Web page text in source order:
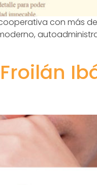
con más